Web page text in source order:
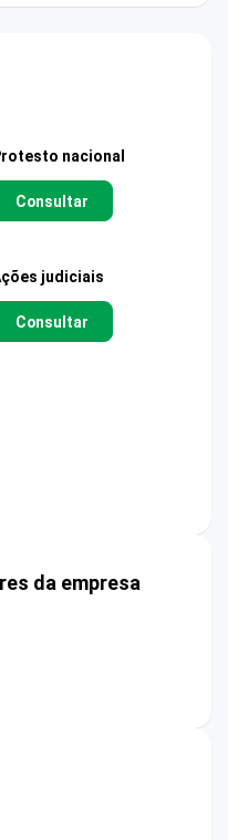
nacional
Consultar
judiciais
Consultar
da empresa